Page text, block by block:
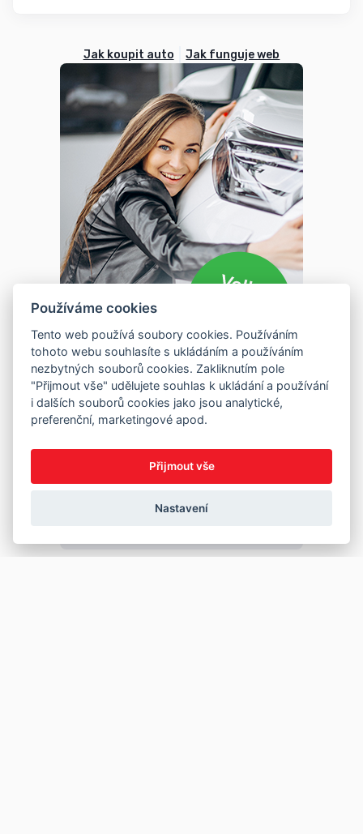
Jak koupit auto Jak funguje web
Používáme cookies
Tento web používá soubory cookies. Používáním
tohoto webu souhlasíte s ukládáním a používáním
nezbytných souborů cookies. Zakliknutím pole
"Přijmout vše" udělujete souhlas k ukládání a používání
i dalších souborů cookies jako jsou analytické,
preferenční, marketingové apod.
Přijmout vše
Nastavení